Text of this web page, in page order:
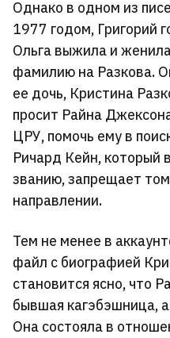
Однако в одном из
1977 годом, Григорий
Ольга выжила и
фамилию на Разкова.
ее дочь, Кристина
просит Райна
ЦРУ, помочь ему в
Ричард Кейн, который
званию, запрещает
направлении.
Тем не менее в
файл с биографией
становится ясно, что
бывшая кагэбэшница,
Она состояла в